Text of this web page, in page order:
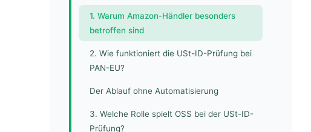
1. Warum Amazon-Händler besonders
betroffen sind
2. Wie funktioniert die USt-ID-Prüfung bei
PAN-EU?
Der Ablauf ohne Automatisierung
3. Welche Rolle spielt OSS bei der USt-ID-
Prüfung?